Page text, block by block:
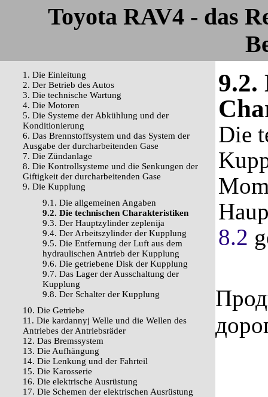
Toyota RAV4 - das
1. Die Einleitung
2. Der Betrieb des Autos
3. Die technische Wartung
4. Die Motoren
5. Die Systeme der Abkühlung und der
Konditionierung
6. Das Brennstoffsystem und das System der
Ausgabe der durcharbeitenden Gase
7. Die Zündanlage
8. Die Kontrollsysteme und die Senkungen der
Giftigkeit der durcharbeitenden Gase
9. Die Kupplung
9.1. Die allgemeinen Angaben
9.2. Die technischen Charakteristiken
9.3. Der Hauptzylinder zeplenija
9.4. Der Arbeitszylinder der Kupplung
9.5. Die Entfernung der Luft aus dem
hydraulischen Antrieb der Kupplung
9.6. Die getriebene Disk der Kupplung
9.7. Das Lager der Ausschaltung der
Kupplung
9.8. Der Schalter der Kupplung
10. Die Getriebe
11. Die kardannyj Welle und die Wellen des
Antriebes der Antriebsräder
12. Das Bremssystem
13. Die Aufhängung
14. Die Lenkung und der Fahrteil
15. Die Karosserie
16. Die elektrische Ausrüstung
17. Die Schemen der elektrischen Ausrüstung
9.2.
Die
8.2